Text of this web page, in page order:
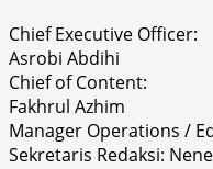
Chief Executive Officer:
Asrobi Abdihi
Chief of Content:
Fakhrul Azhim
Manager Operations /
Sekretaris Redaksi: